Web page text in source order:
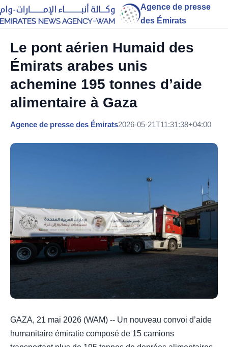
Agence de presse
des Émirats
Le pont aérien Humaid des
Émirats arabes unis
achemine 195 tonnes d’aide
alimentaire à Gaza
Agence de presse des Émirats2026-05-21T11:31:38+04:00
GAZA, 21 mai 2026 (WAM) -- Un nouveau convoi d’aide
humanitaire émiratie composé de 15 camions